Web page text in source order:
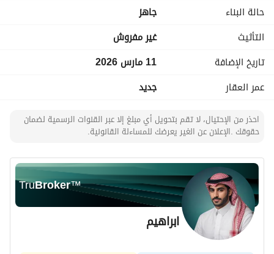
حالة البناء
جاهز
التأثيث
غير مفروش
تاريخ الإضافة
11 مارس 2026
عمر العقار
جديد
احذر من الإحتيال، لا تقم بتحويل أي مبلغ إلا عبر القنوات الرسمية لضمان
حقوقك .الإعلان عن الغير يعرضك للمساءلة القانونية.
TruBroker™
ابراهيم